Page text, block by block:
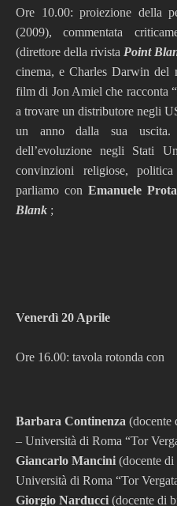
Ore 10.00: proiezione della
(2009), commentata
(direttore della rivista Point
cinema, e Charles Darwin del
film di Jon Amiel che racconta
a trovare un distributore negli
un anno dalla sua
dell’evoluzione negli Stati
convinzioni religiose,
parliamo con Emanuele
Blank ;
Venerdì 20 Aprile
Ore 16.00: tavola rotonda con
Barbara Continenza (docente
– Università di Roma “Tor
Giancarlo Mancini (docente
Università di Roma “Tor
Giorgio Narducci (docente di